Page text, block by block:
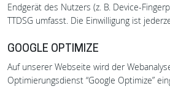
Endgerät des Nutzers (z. B. Device-
TTDSG umfasst. Die Einwilligung ist
GOOGLE OPTIMIZE
Auf unserer Webseite wird der
Optimierungsdienst “Google Optimize”